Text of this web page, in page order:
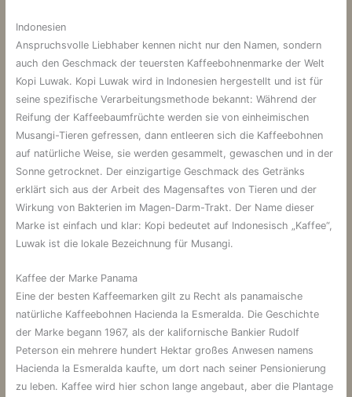
Indonesien
Anspruchsvolle Liebhaber kennen nicht nur den Namen, sondern
auch den Geschmack der teuersten Kaffeebohnenmarke der Welt
Kopi Luwak. Kopi Luwak wird in Indonesien hergestellt und ist für
seine spezifische Verarbeitungsmethode bekannt: Während der
Reifung der Kaffeebaumfrüchte werden sie von einheimischen
Musangi-Tieren gefressen, dann entleeren sich die Kaffeebohnen
auf natürliche Weise, sie werden gesammelt, gewaschen und in der
Sonne getrocknet. Der einzigartige Geschmack des Getränks
erklärt sich aus der Arbeit des Magensaftes von Tieren und der
Wirkung von Bakterien im Magen-Darm-Trakt. Der Name dieser
Marke ist einfach und klar: Kopi bedeutet auf Indonesisch „Kaffee“,
Luwak ist die lokale Bezeichnung für Musangi.
Kaffee der Marke Panama
Eine der besten Kaffeemarken gilt zu Recht als panamaische
natürliche Kaffeebohnen Hacienda la Esmeralda. Die Geschichte
der Marke begann 1967, als der kalifornische Bankier Rudolf
Peterson ein mehrere hundert Hektar großes Anwesen namens
Hacienda la Esmeralda kaufte, um dort nach seiner Pensionierung
zu leben. Kaffee wird hier schon lange angebaut, aber die Plantage